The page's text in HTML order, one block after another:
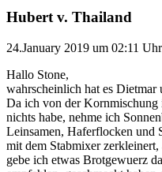
Hubert v. Thailand
24.January 2019 um 02:11 Uhr
Hallo Stone,
wahrscheinlich hat es Dietmar
Da ich von der Kornmischung
nichts habe, nehme ich
Leinsamen, Haferflocken und
mit dem Stabmixer zerkleinert,
gebe ich etwas Brotgewuerz